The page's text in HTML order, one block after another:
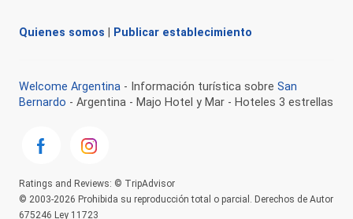
Quienes somos Publicar establecimiento
Welcome Argentina - Información turística sobre San
Bernardo - Argentina - Majo Hotel y Mar - Hoteles 3 estrellas
Ratings and Reviews: © TripAdvisor
© 2003-2026 Prohibida su reproducción total o parcial. Derechos de Autor
675246 Ley 11723